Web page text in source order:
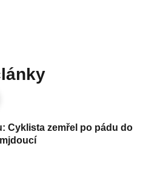
Cyklista zemřel po pádu do